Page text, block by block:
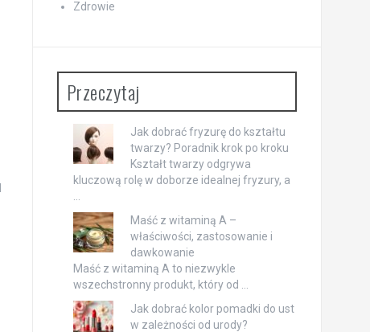
Zdrowie
Przeczytaj
Jak dobrać fryzurę do kształtu
twarzy? Poradnik krok po kroku
Kształt twarzy odgrywa
kluczową rolę w doborze idealnej fryzury, a
Maść z witaminą A –
właściwości, zastosowanie i
dawkowanie
Maść z witaminą A to niezwykle
wszechstronny produkt, który od …
Jak dobrać kolor pomadki do ust
w zależności od urody?